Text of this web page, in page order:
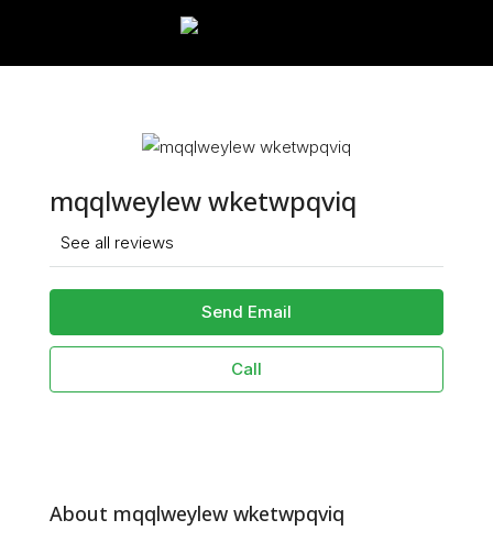
mqqlweylew wketwpqviq
See all reviews
Send Email
Call
About mqqlweylew wketwpqviq